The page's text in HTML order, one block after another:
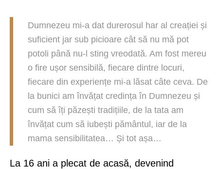
Dumnezeu mi-a dat durerosul har al creației și
suficient jar sub picioare cât să nu mă pot
potoli până nu-l sting vreodată. Am fost mereu
o fire ușor sensibilă, fiecare dintre locuri,
fiecare din experiențe mi-a lăsat câte ceva. De
la bunici am învățat credința în Dumnezeu și
cum să îți păzești tradițiile, de la tata am
învățat cum să iubești pământul, iar de la
mama sensibilitatea… Și tot așa…
La 16 ani a plecat de acasă, devenind